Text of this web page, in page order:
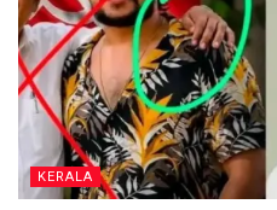
KERALA